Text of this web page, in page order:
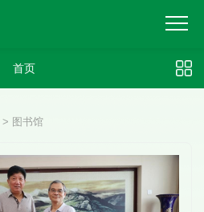
首页
> 图书馆